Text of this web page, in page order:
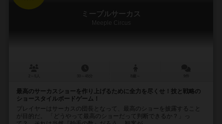
ミープルサーカス
Meeple Circus
最高のサーカスショーを作り上げるために全力を尽くせ！技と戦略の
ショースタイルボードゲーム！
プレイヤーはサーカスの団長となって、最高のショーを披露すること
が目的だ。 「どうやって最高のショーだって判断できるか？」っ